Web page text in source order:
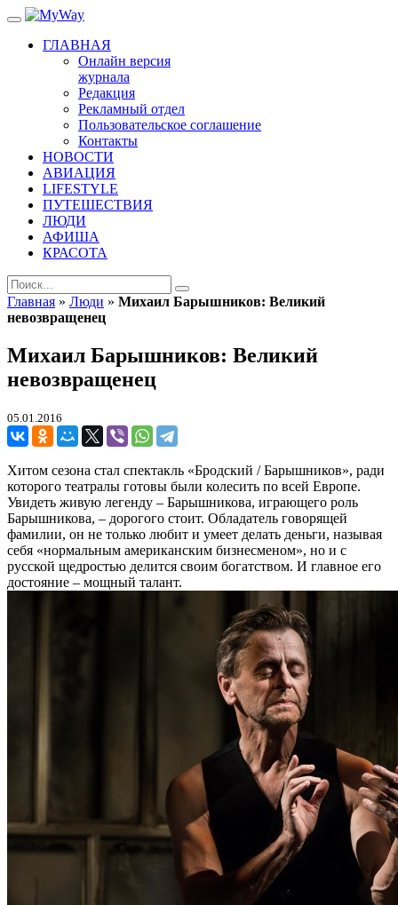
ГЛАВНАЯ
Онлайн версия
журнала
Редакция
Рекламный отдел
Пользовательское соглашение
Контакты
НОВОСТИ
АВИАЦИЯ
LIFESTYLE
ПУТЕШЕСТВИЯ
ЛЮДИ
АФИША
КРАСОТА
Главная » Люди » Михаил Барышников: Великий
невозвращенец
Михаил Барышников: Великий
невозвращенец
05.01.2016
Хитом сезона стал спектакль «Бродский / Барышников», ради
которого театралы готовы были колесить по всей Европе.
Увидеть живую легенду – Барышникова, играющего роль
Барышникова, – дорогого стоит. Обладатель говорящей
фамилии, он не только любит и умеет делать деньги, называя
себя «нормальным американским бизнесменом», но и с
русской щедростью делится своим богатством. И главное его
достояние – мощный талант.